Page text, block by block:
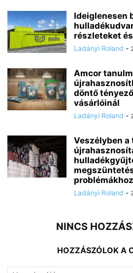
Ideiglenesen
részleteket
Ladányi Roland -
Amcor
döntő
vásárlóinál
Ladányi Roland -
Veszélyben
Ladányi Roland -
NINCS
HOZZÁSZÓLOK A